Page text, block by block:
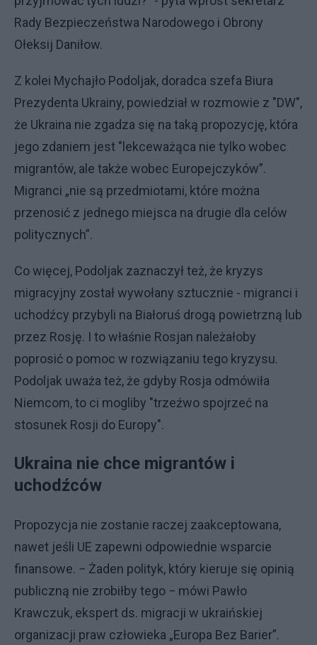
Rady Bezpieczeństwa Narodowego i Obrony
Ołeksij Daniłow.
Z kolei Mychajło Podoljak, doradca szefa Biura
Prezydenta Ukrainy, powiedział w rozmowie z "DW",
że Ukraina nie zgadza się na taką propozycję, która
jego zdaniem jest "lekceważąca nie tylko wobec
migrantów, ale także wobec Europejczyków”.
Migranci „nie są przedmiotami, które można
przenosić z jednego miejsca na drugie dla celów
politycznych”.
Co więcej, Podoljak zaznaczył też, że kryzys
migracyjny został wywołany sztucznie - migranci i
uchodźcy przybyli na Białoruś drogą powietrzną lub
przez Rosję. I to właśnie Rosjan należałoby
poprosić o pomoc w rozwiązaniu tego kryzysu.
Podoljak uważa też, że gdyby Rosja odmówiła
Niemcom, to ci mogliby "trzeźwo spojrzeć na
stosunek Rosji do Europy".
Ukraina nie chce migrantów i
uchodźców
Propozycja nie zostanie raczej zaakceptowana,
nawet jeśli UE zapewni odpowiednie wsparcie
finansowe. − Żaden polityk, który kieruje się opinią
publiczną nie zrobiłby tego − mówi Pawło
Krawczuk, ekspert ds. migracji w ukraińskiej
organizacji praw człowieka „Europa Bez Barier”.